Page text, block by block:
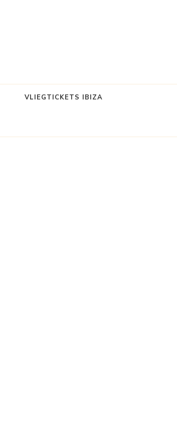
VLIEGTICKETS IBIZA